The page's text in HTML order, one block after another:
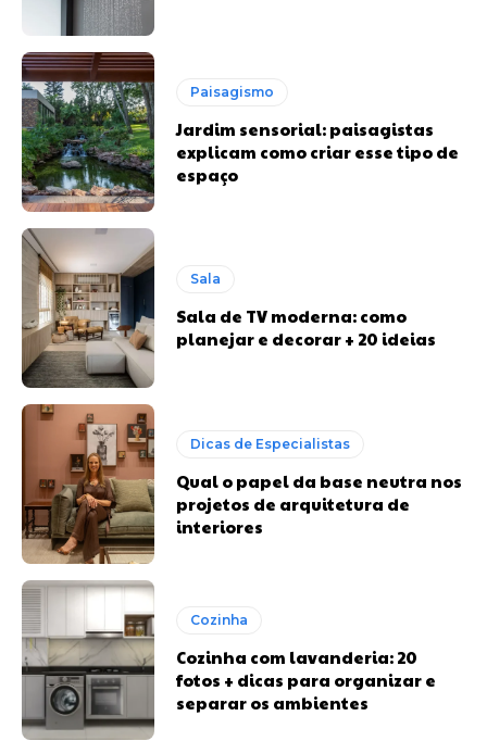
Paisagismo
Jardim sensorial: paisagistas
explicam como criar esse tipo de
espaço
Sala
Sala de TV moderna: como
planejar e decorar + 20 ideias
Dicas de Especialistas
Qual o papel da base neutra nos
projetos de arquitetura de
interiores
Cozinha
Cozinha com lavanderia: 20
fotos + dicas para organizar e
separar os ambientes